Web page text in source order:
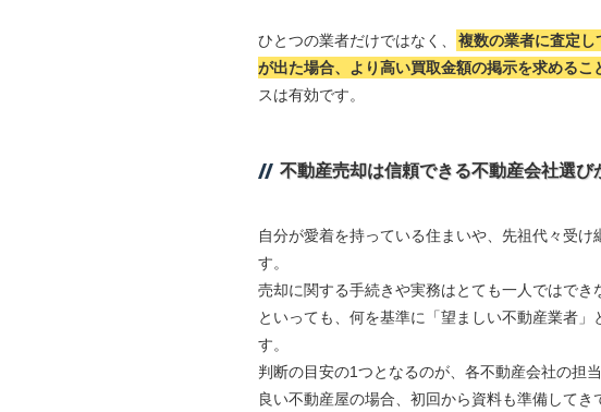
ひとつの業者だけではなく、
複数の業者に査定
が出た場合、より高い買取金額の掲示を求めるこ
スは有効です。
不動産売却は信頼できる不動産会社選び
自分が愛着を持っている住まいや、先祖代々受
す。
売却に関する手続きや実務はとても一人ではでき
といっても、何を基準に「望ましい不動産業者
す。
判断の目安の1つとなるのが、各不動産会社の担
良い不動産屋の場合、初回から資料も準備して